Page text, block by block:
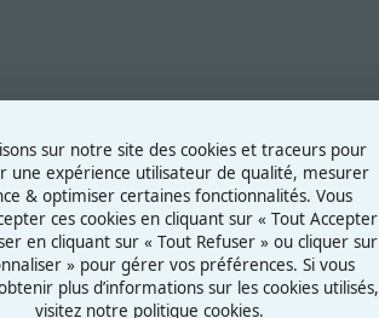
sur notre site des cookies et traceurs pour
une expérience utilisateur de qualité, mesurer
& optimiser certaines fonctionnalités. Vous
ces cookies en cliquant sur « Tout Accepter
en cliquant sur « Tout Refuser » ou cliquer sur
» pour gérer vos préférences. Si vous
plus d’informations sur les cookies utilisés,
visitez notre politique cookies.